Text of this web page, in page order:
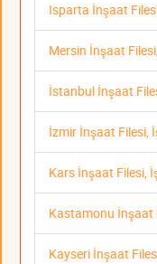
Isparta İnşaat
Mersin İnşaat
İstanbul İnşaat
İzmir İnşaat Filesi,
Kars İnşaat Filesi,
Kastamonu İnşaat
Kayseri İnşaat